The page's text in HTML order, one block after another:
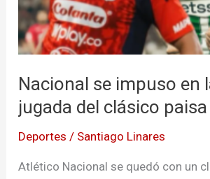
Nacional se impuso en
jugada del clásico paisa
Deportes / Santiago Linares
Atlético Nacional se quedó con un
del
clásico
paisa